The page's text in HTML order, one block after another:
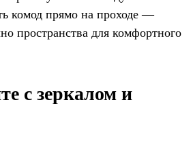
комод прямо на проходе —
пространства для комфортного
с зеркалом и